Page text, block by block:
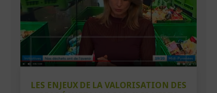
LES ENJEUX DE LA VALORISATION DES